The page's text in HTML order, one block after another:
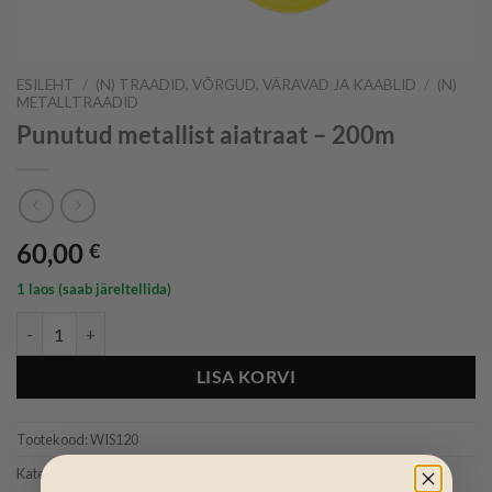
ESILEHT / (N) TRAADID, VÕRGUD, VÄRAVAD JA KAABLID / (N)
METALLTRAADID
Punutud metallist aiatraat – 200m
60,00 €
1 laos (saab järeltellida)
LISA KORVI
Tootekood:WIS120
Kategooriad:
Traadid, võrgud, väravad ja kaablid